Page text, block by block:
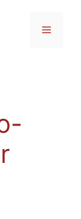
Menú